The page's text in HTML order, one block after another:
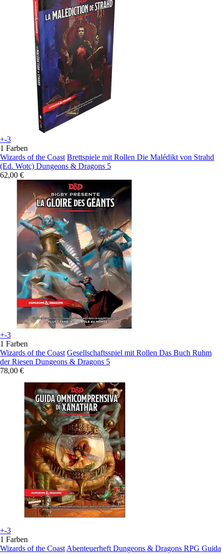
+-3
1 Farben
Wizards of the Coast Brettspiele mit Rollen Die Malédikt von Strahd
(Ed. Wotc) Dungeons & Dragons 5
62,00 €
+-3
1 Farben
Wizards of the Coast Gesellschaftsspiel mit Rollen Das Buch Ruhm
der Riesen Dungeons & Dragons 5
78,00 €
+-3
1 Farben
Wizards of the Coast Abenteuerheft Dungeons & Dragons RPG Guida